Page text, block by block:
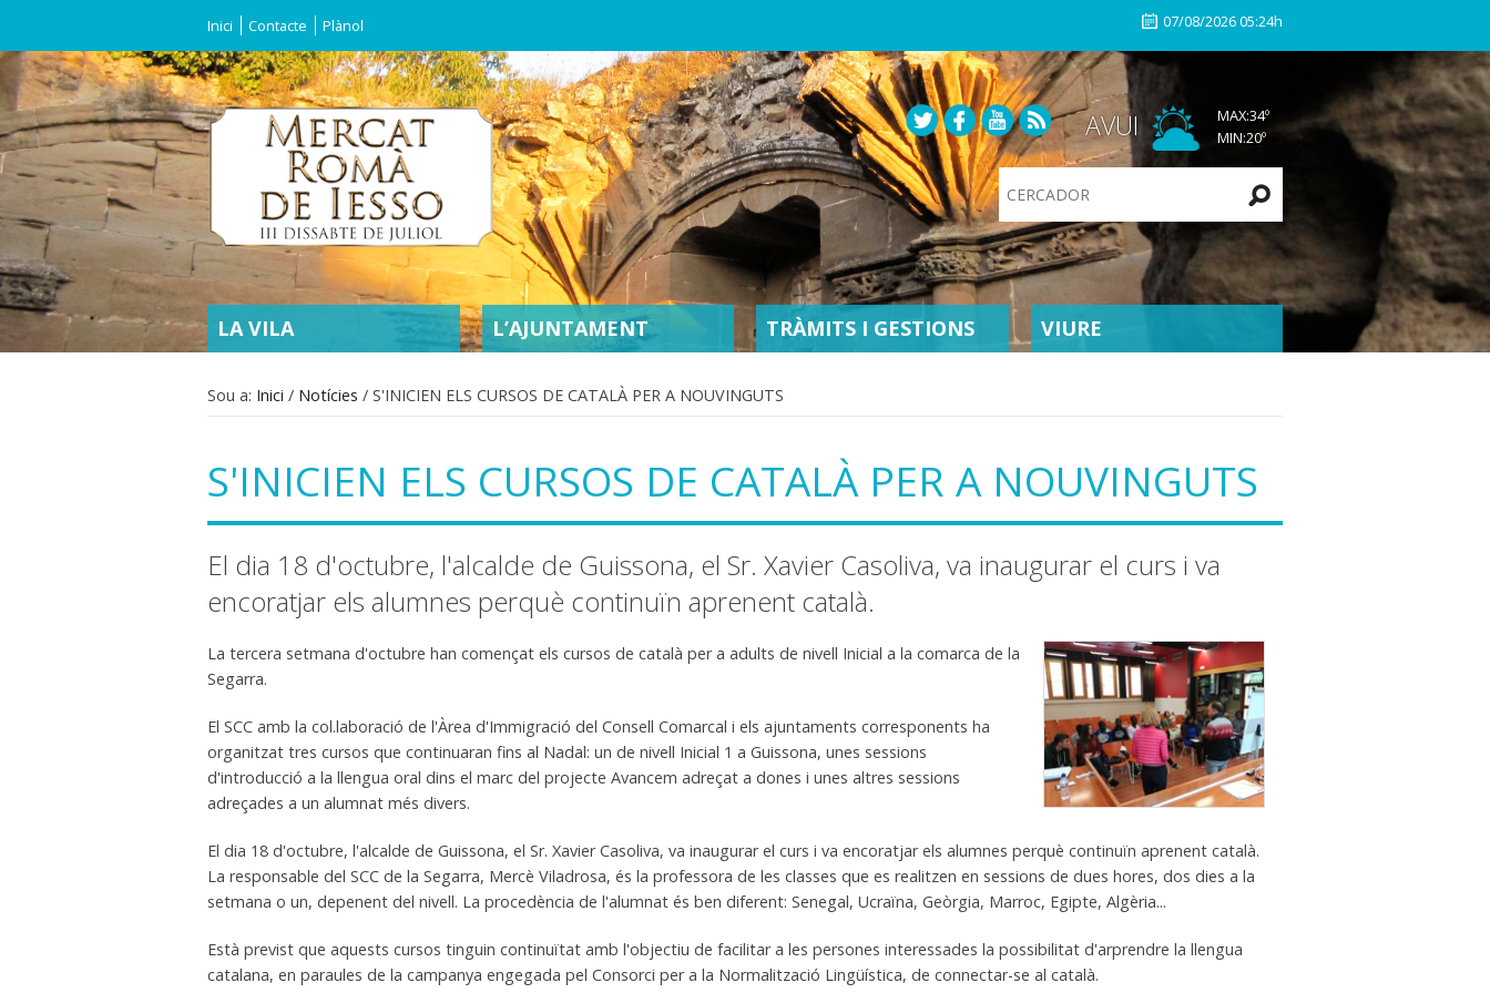
Inici Contacte Plànol 07/08/2026 05:24h
AVUI MAX:34º
MIN:20º
Search
Site
SECTIONS
LA VILA L’AJUNTAMENT TRÀMITS I GESTIONS VIURE
Sou a: Inici / Notícies / S'INICIEN ELS CURSOS DE CATALÀ PER A NOUVINGUTS
S'INICIEN ELS CURSOS DE CATALÀ PER A NOUVINGUTS
El dia 18 d'octubre, l'alcalde de Guissona, el Sr. Xavier Casoliva, va inaugurar el curs i va
encoratjar els alumnes perquè continuïn aprenent català.
La tercera setmana d'octubre han començat els cursos de català per a adults de nivell Inicial a la comarca de la
Segarra.
El SCC amb la col.laboració de l'Àrea d'Immigració del Consell Comarcal i els ajuntaments corresponents ha
organitzat tres cursos que continuaran fins al Nadal: un de nivell Inicial 1 a Guissona, unes sessions
d'introducció a la llengua oral dins el marc del projecte Avancem adreçat a dones i unes altres sessions
adreçades a un alumnat més divers.
El dia 18 d'octubre, l'alcalde de Guissona, el Sr. Xavier Casoliva, va inaugurar el curs i va encoratjar els alumnes perquè continuïn aprenent català.
La responsable del SCC de la Segarra, Mercè Viladrosa, és la professora de les classes que es realitzen en sessions de dues hores, dos dies a la
setmana o un, depenent del nivell. La procedència de l'alumnat és ben diferent: Senegal, Ucraïna, Geòrgia, Marroc, Egipte, Algèria...
Està previst que aquests cursos tinguin continuïtat amb l'objectiu de facilitar a les persones interessades la possibilitat d'arprendre la llengua
catalana, en paraules de la campanya engegada pel Consorci per a la Normalització Lingüística, de connectar-se al català.